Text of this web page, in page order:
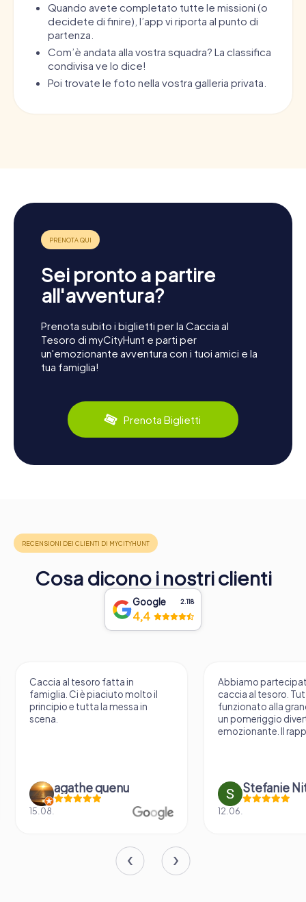
Quando avete completato tutte le missioni (o
decidete di finire), l’app vi riporta al punto di
partenza.
Com’è andata alla vostra squadra? La classifica
condivisa ve lo dice!
Poi trovate le foto nella vostra galleria privata.
Sei pronto a partire
all'avventura?
Prenota subito i biglietti per la Caccia al
Tesoro di myCityHunt e parti per
un'emozionante avventura con i tuoi amici e la
tua famiglia!
Prenota Biglietti
Cosa dicono i nostri clienti
Google 2.118
4,4
Caccia al tesoro fatta in
famiglia. Ci è piaciuto molto il
principio e tutta la messa in
scena.
agathe quenu
15.08.
Abbiamo
caccia al tesoro.
funzionato alla
un pomeriggio
emozionante. Il
Stefanie
12.06.